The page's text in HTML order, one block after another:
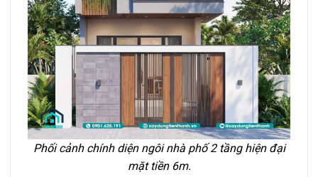
Phối cảnh chính diện ngôi nhà phố 2 tầng hiện đại
mặt tiền 6m.